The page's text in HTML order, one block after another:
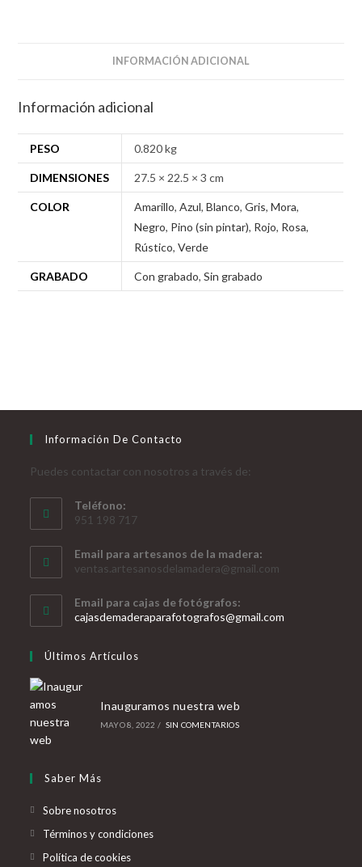
INFORMACIÓN ADICIONAL
Información adicional
PESO 0.820 kg
DIMENSIONES 27.5 × 22.5 × 3 cm
COLOR Amarillo,Azul,Blanco,Gris,Mora,
Negro, Pino (sin pintar), Rojo, Rosa,
Rústico,Verde
GRABADO Con grabado,Sin grabado
Información De Contacto
Puedes contactar con nosotros a través de:
Teléfono:
951 198 717
Email para artesanos de la madera:
ventas.artesanosdelamadera@gmail.com
Email para cajas de fotógrafos:
cajasdemaderaparafotografos@gmail.com
Últimos Artículos
Inauguramos nuestra web
MAYO 8, 2022 / SIN COMENTARIOS
Saber Más
Sobre nosotros
Términos y condiciones
Política de cookies